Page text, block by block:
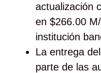
actualización
en $266.00
institución
La entrega
parte de las